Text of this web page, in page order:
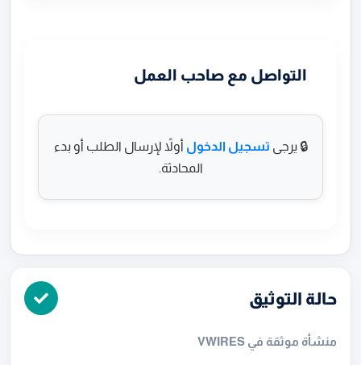
التواصل مع صاحب العمل
🔒 يرجى تسجيل الدخول أولاً لإرسال الطلب أو بدء
المحادثة.
حالة التوثيق
منشأة موثقة في VWIRES